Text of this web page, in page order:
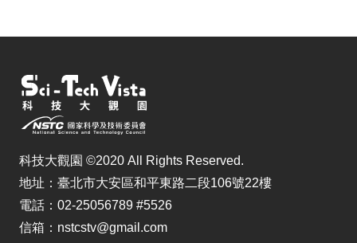
科技大觀園 ©2020 All Rights Reserved.
地址：臺北市大安區和平東路二段106號22樓
電話：02-25056789 #5526
信箱：nstcstv@gmail.com